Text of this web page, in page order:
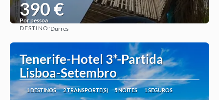
390 €
Por pessoa
DESTINO:Durres
Tenerife-Hotel 3*-Partida
Lisboa-Setembro
1 DESTINOS 2 TRANSPORTE(S) 5 NOITES 1 SEGUROS